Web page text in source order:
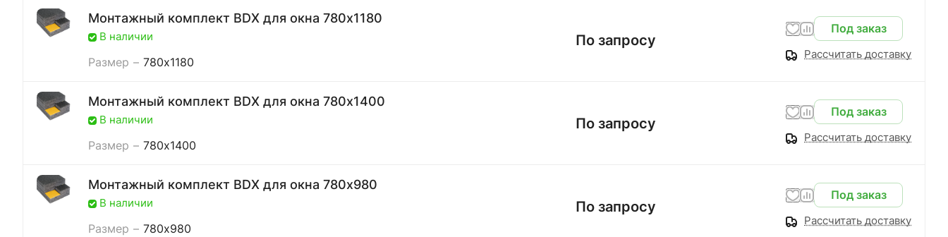
Монтажный комплект BDX для окна 780х1180
В наличии
Размер – 780x1180
По запросу
Под заказ
Рассчитать доставку
Монтажный комплект BDX для окна 780х1400
В наличии
Размер – 780x1400
По запросу
Под заказ
Рассчитать доставку
Монтажный комплект BDX для окна 780х980
В наличии
Размер – 780x980
По запросу
Под заказ
Рассчитать доставку